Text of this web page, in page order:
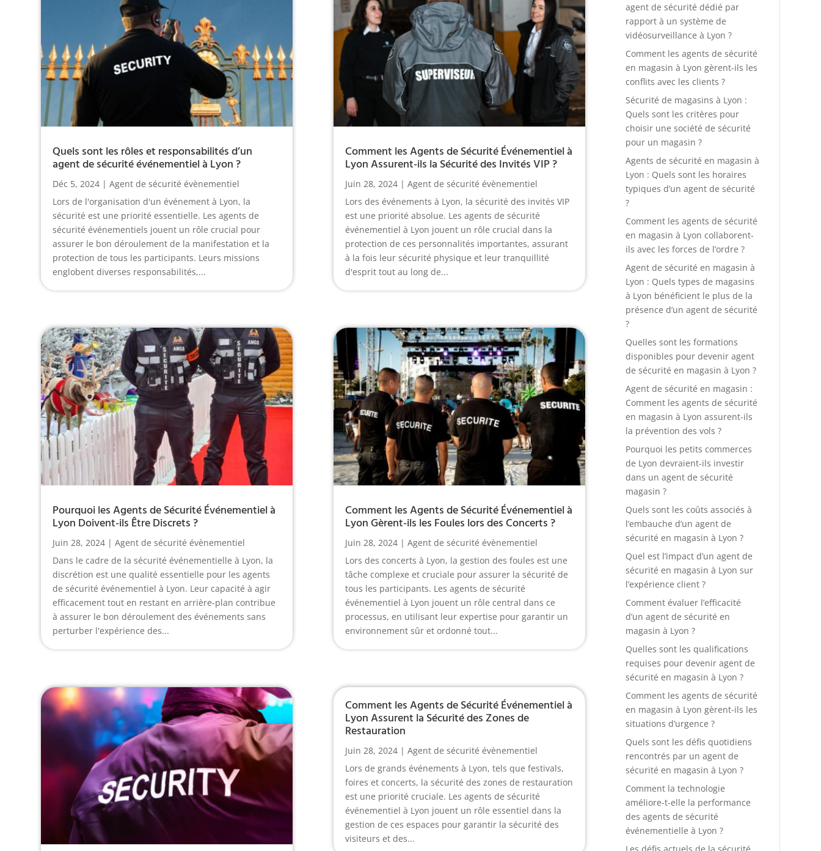
Quels sont les rôles et responsabilités d’un
agent de sécurité événementiel à Lyon ?
Déc 5, 2024 |Agent de sécurité évènementiel
Lors de l'organisation d'un événement à Lyon, la
sécurité est une priorité essentielle. Les agents de
sécurité événementiels jouent un rôle crucial pour
assurer le bon déroulement de la manifestation et la
protection de tous les participants. Leurs missions
englobent diverses responsabilités,...
Pourquoi les Agents de Sécurité Événementiel à
Lyon Doivent-ils Être Discrets ?
Juin 28, 2024 |Agent de sécurité évènementiel
Dans le cadre de la sécurité événementielle à Lyon, la
discrétion est une qualité essentielle pour les agents
de sécurité événementiel à Lyon. Leur capacité à agir
efficacement tout en restant en arrière-plan contribue
à assurer le bon déroulement des événements sans
perturber l'expérience des...
Comment les Agents de Sécurité Événementiel à
Lyon Assurent-ils la Sécurité des Invités VIP ?
Juin 28, 2024| Agent de sécurité évènementiel
Lors des événements à Lyon, la sécurité des invités VIP
est une priorité absolue. Les agents de sécurité
événementiel à Lyon jouent un rôle crucial dans la
protection de ces personnalités importantes, assurant
à la fois leur sécurité physique et leur tranquillité
d'esprit tout au long de...
Comment les Agents de Sécurité Événementiel à
Lyon Gèrent-ils les Foules lors des Concerts ?
Juin 28, 2024| Agent de sécurité évènementiel
Lors des concerts à Lyon, la gestion des foules est une
tâche complexe et cruciale pour assurer la sécurité de
tous les participants. Les agents de sécurité
événementiel à Lyon jouent un rôle central dans ce
processus, en utilisant leur expertise pour garantir un
environnement sûr et ordonné tout...
Comment les Agents de Sécurité Événementiel à
Lyon Assurent la Sécurité des Zones de
Restauration
Juin 28, 2024| Agent de sécurité évènementiel
Lors de grands événements à Lyon, tels que festivals,
foires et concerts, la sécurité des zones de restauration
est une priorité cruciale. Les agents de sécurité
événementiel à Lyon jouent un rôle essentiel dans la
gestion de ces espaces pour garantir la sécurité des
visiteurs et des...
agent de sécurité dédié par
rapport à un système de
vidéosurveillance à Lyon ?
Comment les agents de sécurité
en magasin à Lyon gèrent-ils les
conflits avec les clients ?
Sécurité de magasins à Lyon :
Quels sont les critères pour
choisir une société de sécurité
pour un magasin ?
Agents de sécurité en magasin à
Lyon : Quels sont les horaires
typiques d’un agent de sécurité
?
Comment les agents de sécurité
en magasin à Lyon collaborent-
ils avec les forces de l’ordre ?
Agent de sécurité en magasin à
Lyon : Quels types de magasins
à Lyon bénéficient le plus de la
présence d’un agent de sécurité
?
Quelles sont les formations
disponibles pour devenir agent
de sécurité en magasin à Lyon ?
Agent de sécurité en magasin :
Comment les agents de sécurité
en magasin à Lyon assurent-ils
la prévention des vols ?
Pourquoi les petits commerces
de Lyon devraient-ils investir
dans un agent de sécurité
magasin ?
Quels sont les coûts associés à
l’embauche d’un agent de
sécurité en magasin à Lyon ?
Quel est l’impact d’un agent de
sécurité en magasin à Lyon sur
l’expérience client ?
Comment évaluer l’efficacité
d’un agent de sécurité en
magasin à Lyon ?
Quelles sont les qualifications
requises pour devenir agent de
sécurité en magasin à Lyon ?
Comment les agents de sécurité
en magasin à Lyon gèrent-ils les
situations d’urgence ?
Quels sont les défis quotidiens
rencontrés par un agent de
sécurité en magasin à Lyon ?
Comment la technologie
améliore-t-elle la performance
des agents de sécurité
événementielle à Lyon ?